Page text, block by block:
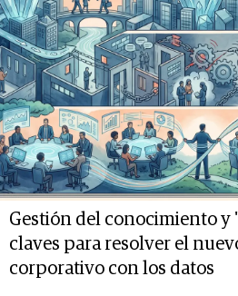
Gestión del conocimiento y
claves para resolver el
corporativo con los datos